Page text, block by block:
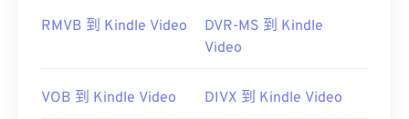
RMVB 到 Kindle Video
DVR-MS 到 Kindle
Video
VOB 到 Kindle Video DIVX 到 Kindle Video